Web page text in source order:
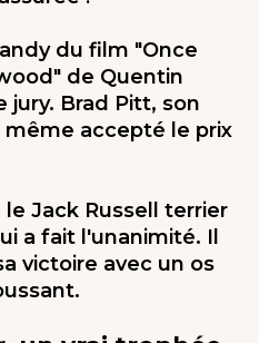
du film "Once
de Quentin
jury. Brad Pitt, son
même accepté le prix
le Jack Russell terrier
a fait l'unanimité. Il
victoire avec un os